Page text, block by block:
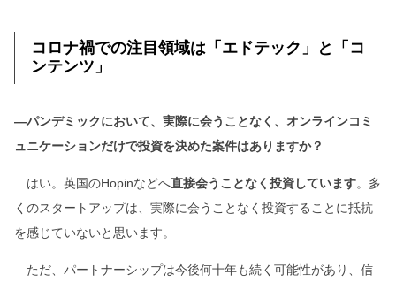
コロナ禍での注目領域は「エドテック」と「コ
ンテンツ」
―パンデミックにおいて、実際に会うことなく、オンラインコミ
ュニケーションだけで投資を決めた案件はありますか？
はい。英国のHopinなどへ直接会うことなく投資しています。多
くのスタートアップは、実際に会うことなく投資することに抵抗
を感じていないと思います。
ただ、パートナーシップは今後何十年も続く可能性があり、信